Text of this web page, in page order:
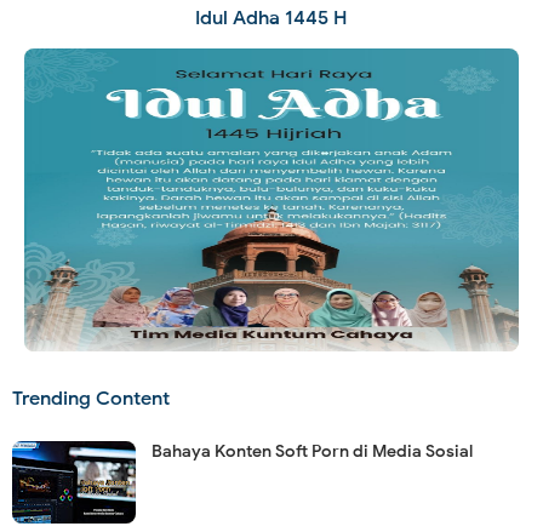
Idul Adha 1445 H
Trending Content
Bahaya Konten Soft Porn di Media Sosial